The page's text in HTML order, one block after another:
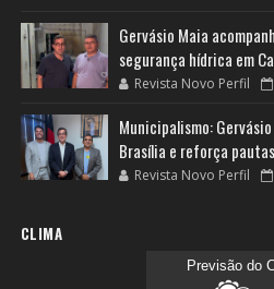
Gervásio Maia
segurança hídrica em
Revista Novo Perfil
Municipalismo:
Brasília e reforça
Revista Novo Perfil
CLIMA